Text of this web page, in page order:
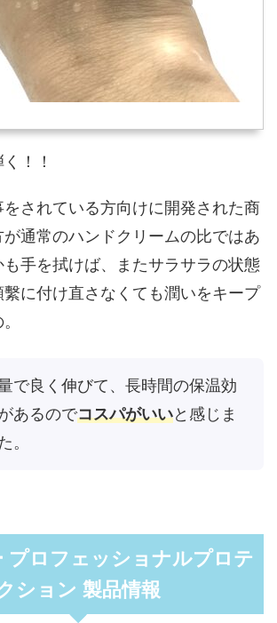
！！
をされている方向けに開発された商
通常のハンドクリームの比ではあ
も手を拭けば、またサラサラの状態
に付け直さなくても潤いをキープ
で良く伸びて、長時間の保温効
あるのでコスパがいいと感じま
。
プロフェッショナルプロテ
ション 製品情報